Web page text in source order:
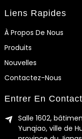
Liens Rapides
À Propos De Nous
Produits
Nouvelles
Contactez-Nous
Entrer En Contact
Salle 1602,
Yunqiao, ville de